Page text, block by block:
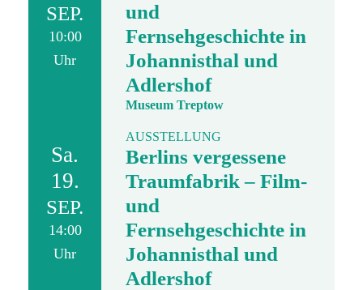
SEP.
10:00
Uhr
und
Fernsehgeschichte in
Johannisthal und
Adlershof
Museum Treptow
Sa.
19.
SEP.
14:00
Uhr
AUSSTELLUNG
Berlins vergessene
Traumfabrik – Film-
und
Fernsehgeschichte in
Johannisthal und
Adlershof